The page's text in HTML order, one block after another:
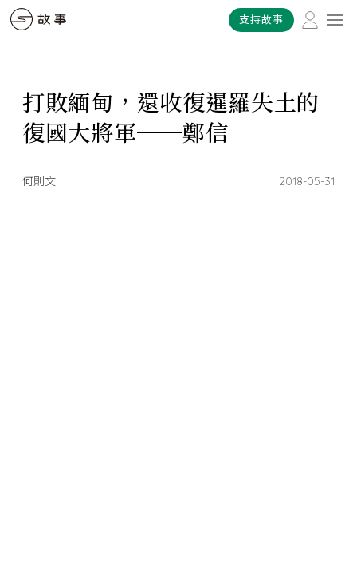
支持故事
打敗緬甸，還收復暹羅失土的
復國大將軍──鄭信
何則文 2018-05-31